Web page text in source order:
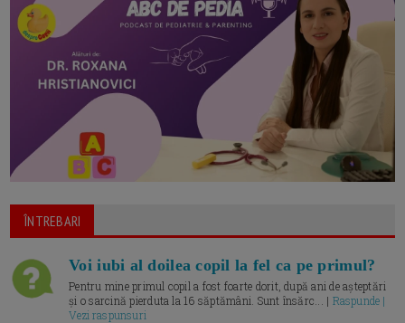
ÎNTREBARI
Voi iubi al doilea copil la fel ca pe primul?
Pentru mine primul copil a fost foarte dorit, după ani de așteptări
și o sarcină pierduta la 16 săptămâni. Sunt însărc... | Raspunde |
Vezi raspunsuri